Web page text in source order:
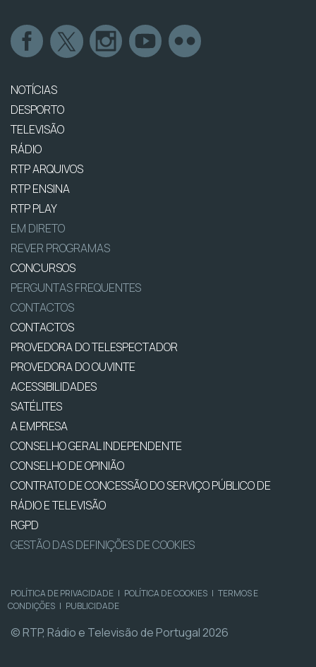
NOTÍCIAS
DESPORTO
TELEVISÃO
RÁDIO
RTP ARQUIVOS
RTP ENSINA
RTP PLAY
EM DIRETO
REVER PROGRAMAS
CONCURSOS
PERGUNTAS FREQUENTES
CONTACTOS
CONTACTOS
PROVEDORA DO TELESPECTADOR
PROVEDORA DO OUVINTE
ACESSIBILIDADES
SATÉLITES
A EMPRESA
CONSELHO GERAL INDEPENDENTE
CONSELHO DE OPINIÃO
CONTRATO DE CONCESSÃO DO SERVIÇO PÚBLICO DE
RÁDIO E TELEVISÃO
RGPD
GESTÃO DAS DEFINIÇÕES DE COOKIES
POLÍTICA DE PRIVACIDADE | POLÍTICA DE COOKIES | TERMOS E
CONDIÇÕES | PUBLICIDADE
© RTP, Rádio e Televisão de Portugal 2026